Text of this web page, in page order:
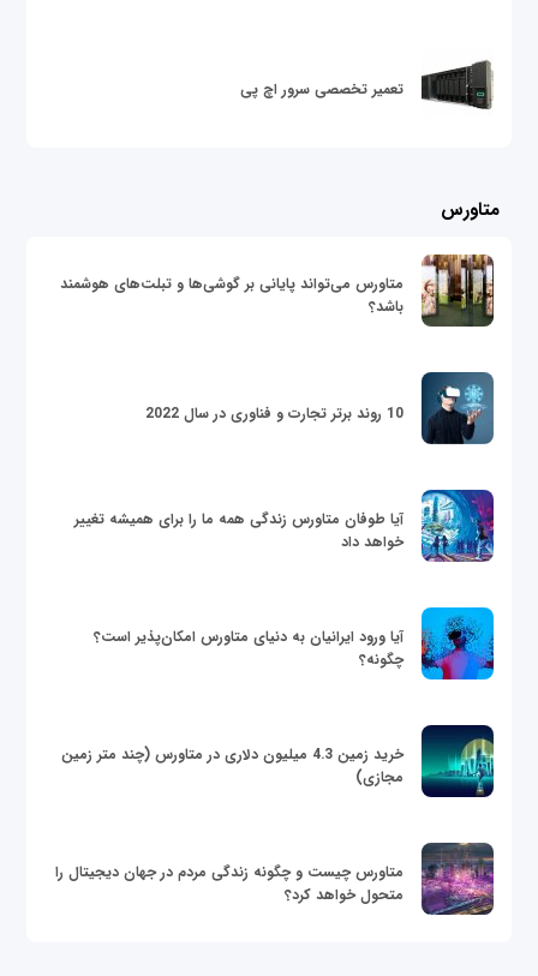
تعمیر تخصصی سرور اچ پی
متاورس
متاورس می‌تواند پایانی بر گوشی‌ها و تبلت‌های هوشمند
باشد؟
10 روند برتر تجارت و فناوری در سال 2022
آیا طوفان متاورس زندگی همه ما را برای همیشه تغییر
خواهد داد
آیا ورود ایرانیان به دنیای متاورس امکان‌پذیر است؟
چگونه؟
خرید زمین 4.3 میلیون دلاری در متاورس (چند متر زمین
مجازی)
متاورس چیست و چگونه زندگی مردم در جهان دیجیتال را
متحول خواهد کرد؟